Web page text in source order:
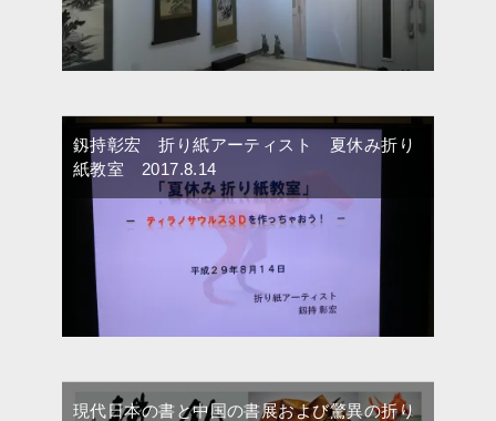
釼持彰宏 折り紙アーティスト 夏休み折り
紙教室 2017.8.14
現代日本の書と中国の書展および驚異の折り